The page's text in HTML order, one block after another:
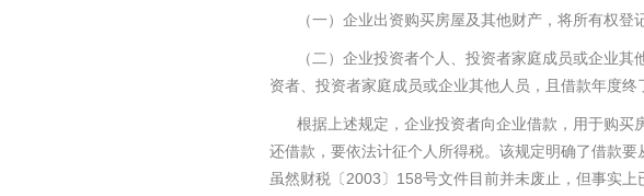
（一）企业出资购买房屋及其他财产，将所有权
（二）企业投资者个人、投资者家庭成员或企业
资者、投资者家庭成员或企业其他人员，且借款年度终
根据上述规定，企业投资者向企业借款，用于购买
还借款，要依法计征个人所得税。该规定明确了借款
虽然财税〔 2003 〕 158号文件目前并未废止，但事实上